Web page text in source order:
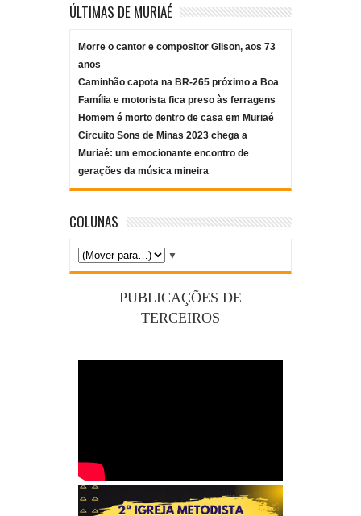
ÚLTIMAS DE MURIAÉ
Morre o cantor e compositor Gilson, aos 73
anos
Caminhão capota na BR-265 próximo a Boa
Família e motorista fica preso às ferragens
Homem é morto dentro de casa em Muriaé
Circuito Sons de Minas 2023 chega a
Muriaé: um emocionante encontro de
gerações da música mineira
COLUNAS
▼
PUBLICAÇÕES DE
TERCEIROS